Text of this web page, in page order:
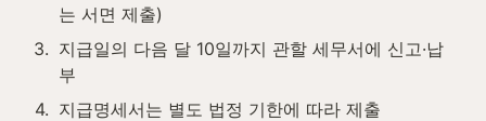
는 서면 제출)
3. 지급일의 다음 달 10일까지 관할 세무서에 신고·납
부
4. 지급명세서는 별도 법정 기한에 따라 제출